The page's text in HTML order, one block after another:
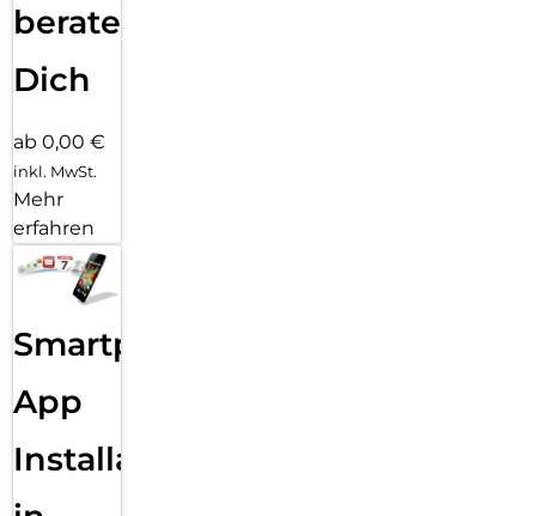
beraten
Dich
ab 0,00 €
inkl. MwSt.
Mehr
erfahren
Smartphone
App
Installation